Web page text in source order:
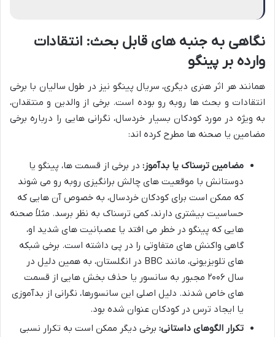
نگاهی به جنبه های قابل بحث: انتقادات
وارده بر پینگو
همانند هر اثر هنری دیگری، سریال پینگو نیز در طول سالیان با برخی
انتقادات و بحث ها روبه رو بوده است. برخی از والدین و منتقدان،
به ویژه در مورد کودکان بسیار خردسال، نگرانی هایی را درباره برخی
مضامین یا صحنه ها مطرح کرده اند:
مضامین ترسناک یا بدآموز: در برخی از قسمت ها، پینگو یا
دوستانش با موقعیت های چالش برانگیزی روبه رو می شوند
که ممکن است برای کودکان خردسال، به خصوص آن هایی که
حساسیت بیشتری دارند، کمی ترسناک به نظر برسد. مثلاً صحنه
هایی که پینگو در خطر می افتد یا عصبانیت های شدید او،
گاهی واکنش های متفاوتی را در پی داشته است. برخی شبکه
های تلویزیونی، مانند BBC در انگلستان، به همین دلیل در
سال ۲۰۰۶ مجبور به سانسور یا حذف بخش هایی از قسمت
های خاص شدند. دلیل اصلی این سانسورها، نگرانی از بدآموزی
یا ایجاد ترس در کودکان عنوان شده بود.
تکرار الگوهای داستانی: برخی دیگر ممکن است به تکرار نسبی